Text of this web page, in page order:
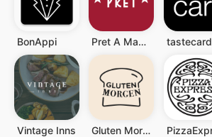
BonAppi Pret A Manger: Coffee & Food tastecard
Vintage Inns Gluten Morgen